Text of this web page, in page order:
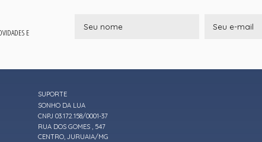
E
SUPORTE
SONHO DA LUA
CNPJ 03.172.158/0001-37
RUA DOS GOMES , 547
CENTRO, JURUAIA/MG